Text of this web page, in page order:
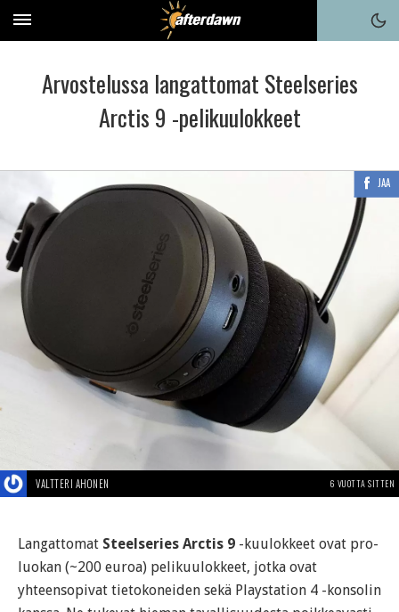
Arvostelussa langattomat Steelseries
Arctis 9 -pelikuulokkeet
JAA
VALTTERI AHONEN 6 VUOTTA SITTEN
Langattomat Steelseries Arctis 9 -kuulokkeet ovat pro-
luokan (~200 euroa) pelikuulokkeet, jotka ovat
yhteensopivat tietokoneiden sekä Playstation 4 -konsolin